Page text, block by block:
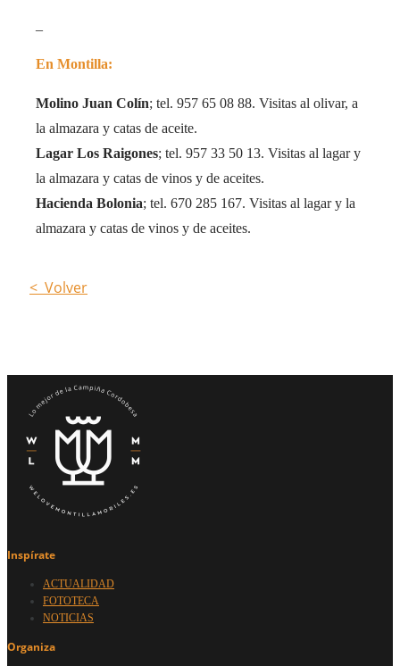
En Montilla:
Molino Juan Colín; tel. 957 65 08 88. Visitas al olivar, a
la almazara y catas de aceite.
Lagar Los Raigones; tel. 957 33 50 13. Visitas al lagar y
la almazara y catas de vinos y de aceites.
Hacienda Bolonia; tel. 670 285 167. Visitas al lagar y la
almazara y catas de vinos y de aceites.
< Volver
Inspírate
ACTUALIDAD
FOTOTECA
NOTICIAS
Organiza